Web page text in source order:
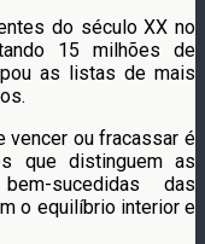
do século XX no
15 milhões de
as listas de mais
vencer ou fracassar é
que distinguem as
sucedidas das
o equilíbrio interior e